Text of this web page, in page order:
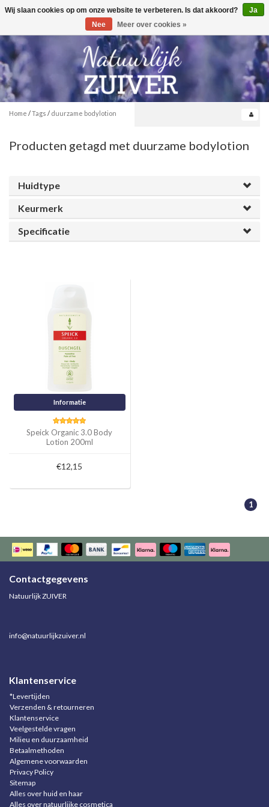
Toggle
0
Home /Tags / duurzame bodylotion
Producten getagd met duurzame bodylotion
Huidtype
Keurmerk
Specificatie
Informatie
Speick Organic 3.0 Body
Lotion 200ml
€12,15
1
Contactgegevens
Natuurlijk ZUIVER
info@natuurlijkzuiver.nl
Klantenservice
*Levertijden
Verzenden & retourneren
Klantenservice
Veelgestelde vragen
Milieu en duurzaamheid
Betaalmethoden
Algemene voorwaarden
Privacy Policy
Sitemap
Alles over huid en haar
Alles over natuurlijke cosmetica
Wij slaan cookies op om onze website te verbeteren. Is dat akkoord?
Ja
Nee
Meer over cookies »